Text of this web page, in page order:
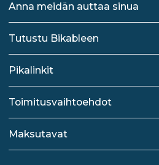
Anna meidän auttaa sinua
Tutustu Bikableen
Pikalinkit
Toimitusvaihtoehdot
Maksutavat